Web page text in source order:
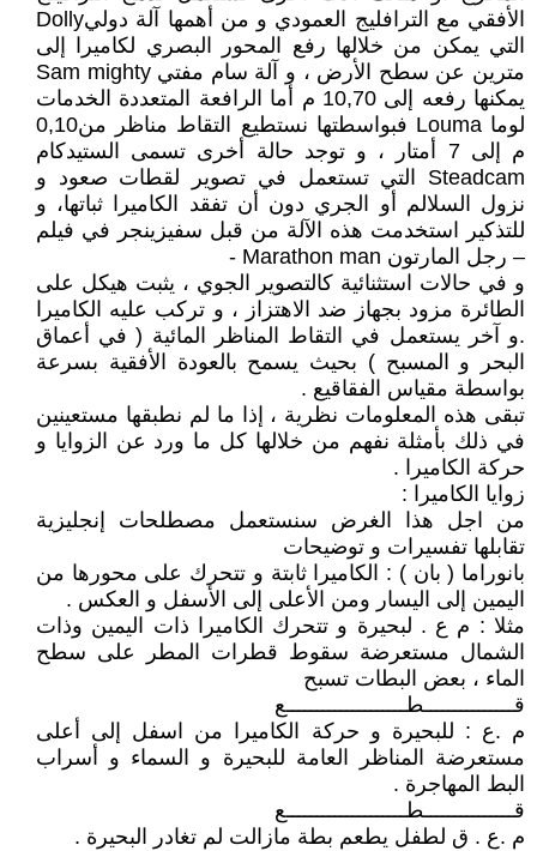
الأفقي مع الترافليج العمودي و من أهمها آلة دوليDolly
التي يمكن من خلالها رفع المحور البصري لكاميرا إلى
مترين عن سطح الأرض ، و آلة سام مفتي Sam mighty
يمكنها رفعه إلى 10,70 م أما الرافعة المتعددة الخدمات
لوما Louma فبواسطتها نستطيع التقاط مناظر من0,10
م إلى 7 أمتار ، و توجد حالة أخرى تسمى الستيدكام
Steadcam التي تستعمل في تصوير لقطات صعود و
نزول السلالم أو الجري دون أن تفقد الكاميرا ثباتها، و
للتذكير استخدمت هذه الآلة من قبل سفيزينجر في فيلم
– رجل المارتون Marathon man -
و في حالات استثنائية كالتصوير الجوي ، يثبت هيكل على
الطائرة مزود بجهاز ضد الاهتزاز ، و تركب عليه الكاميرا
.و آخر يستعمل في التقاط المناظر المائية ( في أعماق
البحر و المسبح ) بحيث يسمح بالعودة الأفقية بسرعة
بواسطة مقياس الفقاقيع .
تبقى هذه المعلومات نظرية ، إذا ما لم نطبقها مستعينين
في ذلك بأمثلة نفهم من خلالها كل ما ورد عن الزوايا و
حركة الكاميرا .
زوايا الكاميرا :
من اجل هذا الغرض سنستعمل مصطلحات إنجليزية
تقابلها تفسيرات و توضيحات
بانوراما ( بان ) : الكاميرا ثابتة و تتحرك على محورها من
اليمين إلى اليسار ومن الأعلى إلى الأسفل و العكس .
مثلا : م ع . لبحيرة و تتحرك الكاميرا ذات اليمين وذات
الشمال مستعرضة سقوط قطرات المطر على سطح
الماء ، بعض البطات تسبح
قـــــــــــــــطــــــــــــــــــــع
م .ع : للبحيرة و حركة الكاميرا من اسفل إلى أعلى
مستعرضة المناظر العامة للبحيرة و السماء و أسراب
البط المهاجرة .
قـــــــــــــــطــــــــــــــــــــع
م .ع . ق لطفل يطعم بطة مازالت لم تغادر البحيرة .